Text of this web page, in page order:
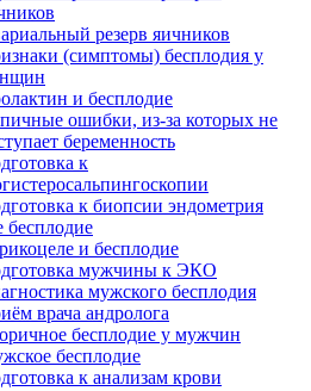
резерв яичников
(симптомы) бесплодия у
и бесплодие
ошибки, из-за которых не
беременность
к
к биопсии эндометрия
и бесплодие
мужчины к ЭКО
мужского бесплодия
врача андролога
бесплодие у мужчин
бесплодие
к анализам крови